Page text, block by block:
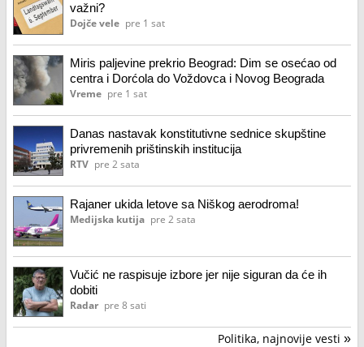
važni?
Dojče vele pre 1 sat
Miris paljevine prekrio Beograd: Dim se osećao od
centra i Dorćola do Voždovca i Novog Beograda
Vreme pre 1 sat
Danas nastavak konstitutivne sednice skupštine
privremenih prištinskih institucija
RTV pre 2 sata
Rajaner ukida letove sa Niškog aerodroma!
Medijska kutija pre 2 sata
Vučić ne raspisuje izbore jer nije siguran da će ih
dobiti
Radar pre 8 sati
Politika, najnovije vesti »